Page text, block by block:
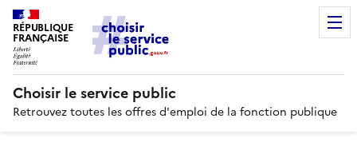
RÉPUBLIQUE
FRANÇAISE
Choisir le service public
Retrouvez toutes les offres d'emploi de la fonction publique